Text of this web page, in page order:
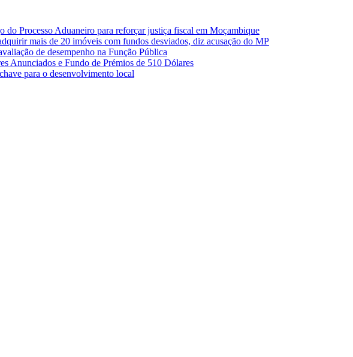
do Processo Aduaneiro para reforçar justiça fiscal em Moçambique
mais de 20 imóveis com fundos desviados, diz acusação do MP
de desempenho na Função Pública
Anunciados e Fundo de Prémios de 510 Dólares
para o desenvolvimento local